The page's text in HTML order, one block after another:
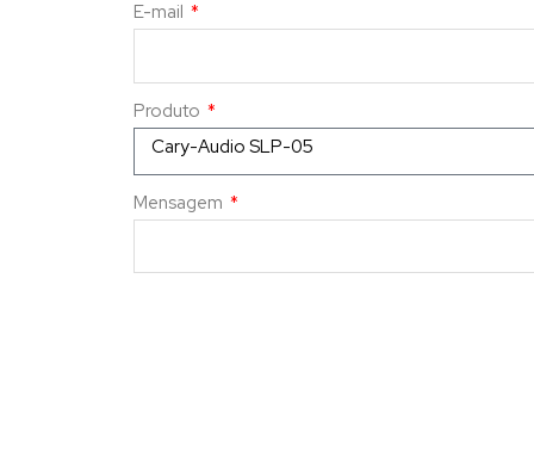
E-mail
Produto
Mensagem